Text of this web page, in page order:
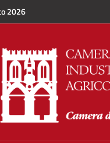
2026